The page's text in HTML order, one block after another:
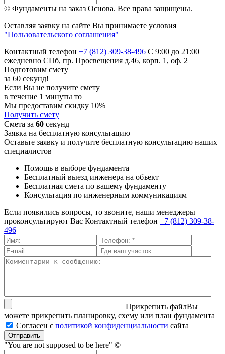
© Фундаменты на заказ Основа. Все права защищены.
Оставляя заявку на сайте Вы принимаете условия
"Пользовательского соглашения"
Контактный телефон +7 (812) 309-38-496 С 9:00 до 21:00
ежедневно СПб, пр. Просвещения д.46, корп. 1, оф. 2
Подготовим смету
за 60 секунд!
Если Вы не получите смету
в течение 1 минуты то
Мы предоставим скидку 10%
Получить смету
Смета за 60 секунд
Заявка на бесплатную консультацию
Оставьте заявку и получите бесплатную консультацию наших
специалистов
Помощь в выборе фундамента
Бесплатный выезд инженера на объект
Бесплатная смета по вашему фундаменту
Консультация по инженерным коммуникациям
Если появились вопросы, то звоните, наши менеджеры
проконсультируют Вас Контактный телефон +7 (812) 309-38-
496
Прикрепить файлВы
можете прикрепить планировку, схему или план фундамента
Согласен с политикой кон­фи­ден­ци­аль­нос­ти сайта
Отправить
"You are not supposed to be here" ©